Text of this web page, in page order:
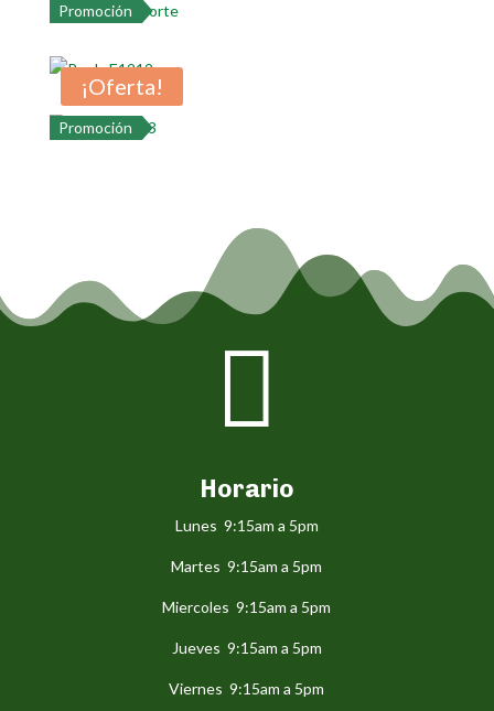
Promoción
¡Oferta!
Promoción

Horario
Lunes 9:15am a 5pm
Martes 9:15am a 5pm
Miercoles 9:15am a 5pm
Jueves 9:15am a 5pm
Viernes 9:15am a 5pm